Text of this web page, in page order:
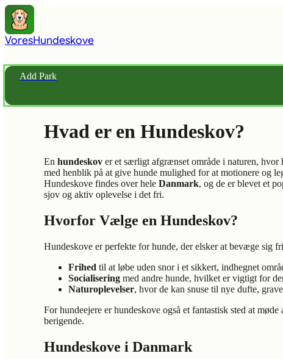
VoresHundeskove
Add Park
Hvad er en Hundeskov?
En hundeskov er et særligt afgrænset område i naturen, hvor
med henblik på at give hunde mulighed for at motionere og
Hundeskove findes over hele Danmark, og de er blevet et
sjov og aktiv oplevelse i det fri.
Hvorfor Vælge en Hundeskov?
Hundeskove er perfekte for hunde, der elsker at bevæge sig
Frihed til at løbe uden snor i et sikkert, indhegnet
Socialisering med andre hunde, hvilket er vigtigt for
Naturoplevelser, hvor de kan snuse til nye dufte,
For hundeejere er hundeskove også et fantastisk sted at
berigende.
Hundeskove i Danmark